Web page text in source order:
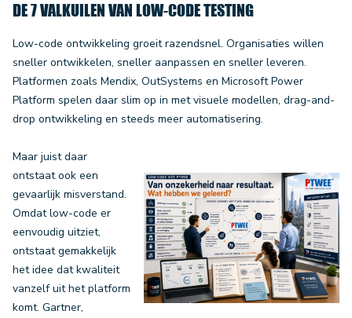
DE 7 VALKUILEN VAN LOW-CODE TESTING
Low-code ontwikkeling groeit razendsnel. Organisaties willen
sneller ontwikkelen, sneller aanpassen en sneller leveren.
Platformen zoals Mendix, OutSystems en Microsoft Power
Platform spelen daar slim op in met visuele modellen, drag-and-
drop ontwikkeling en steeds meer automatisering.
Maar juist daar
ontstaat ook een
gevaarlijk misverstand.
Omdat low-code er
eenvoudig uitziet,
ontstaat gemakkelijk
het idee dat kwaliteit
vanzelf uit het platform
komt. Gartner,